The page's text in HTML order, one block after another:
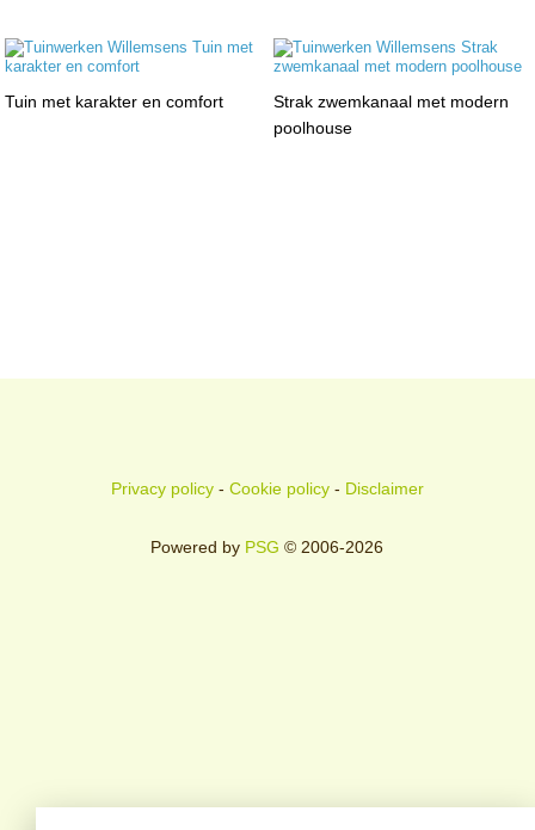
Tuin met karakter en comfort
Strak zwemkanaal met modern
poolhouse
Privacy policy- Cookie policy- Disclaimer
Powered by PSG © 2006-2026